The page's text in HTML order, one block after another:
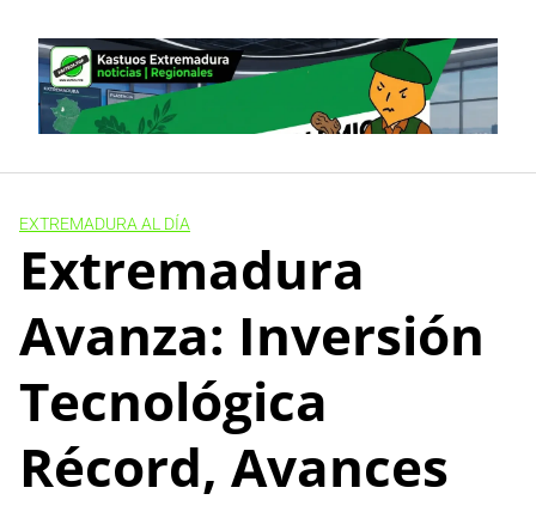
content
EXTREMADURA AL DÍA
Extremadura
Avanza: Inversión
Tecnológica
Récord, Avances